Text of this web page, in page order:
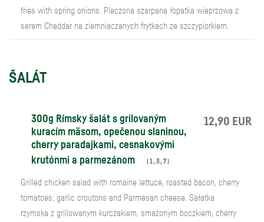
fries with spring onions. Pieczona szarpana łopatka wieprzowa z
serem Cheddar na ziemniaczanych frytkach ze szczypiorkiem.
ŠALÁT
300g Rímsky šalát s grilovaným
kuracím mäsom, opečenou slaninou,
cherry paradajkami, cesnakovými
krutónmi a parmezánom
(1,3,7)
12,90 EUR
Grilled chicken salad with romaine lettuce, roasted bacon, cherry
tomatoes, garlic croutons and Parmesan cheese. Sałatka
rzymska z grillowanym kurczakiem, smażonym boczkiem, cherry